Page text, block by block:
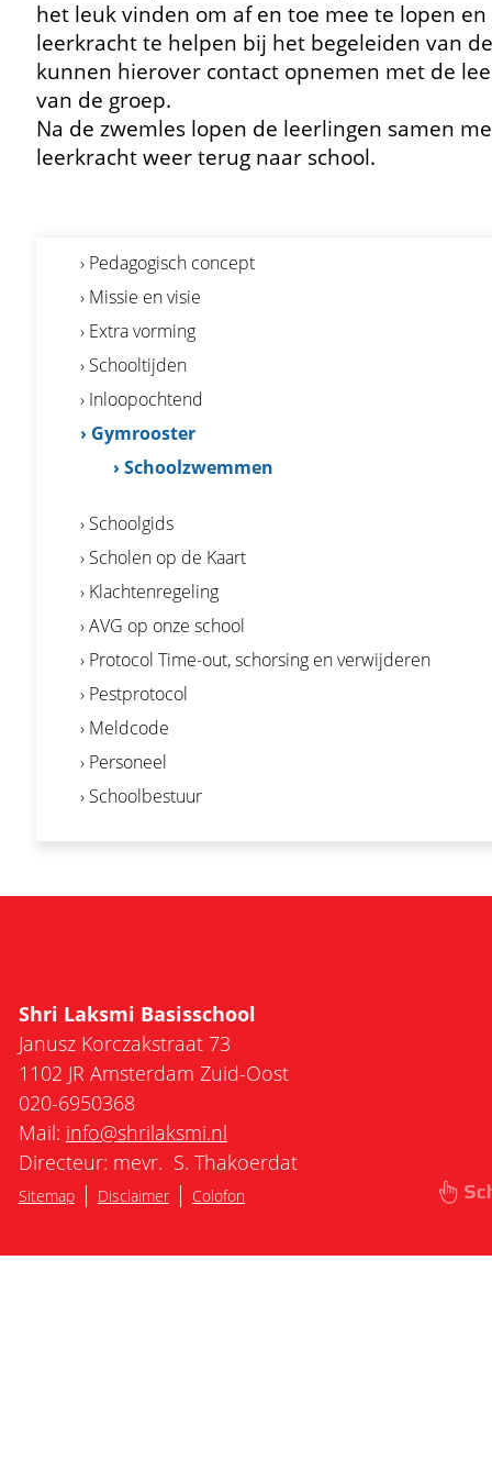
het leuk vinden om af en toe mee te lopen en
leerkracht te helpen bij het begeleiden van
kunnen hierover contact opnemen met de
van de groep.
Na de zwemles lopen de leerlingen samen
leerkracht weer terug naar school.
› Pedagogisch concept
› Missie en visie
› Extra vorming
› Schooltijden
› Inloopochtend
› Gymrooster
› Schoolzwemmen
› Schoolgids
› Scholen op de Kaart
› Klachtenregeling
› AVG op onze school
› Protocol Time-out, schorsing en verwijderen
› Pestprotocol
› Meldcode
› Personeel
› Schoolbestuur
Shri Laksmi Basisschool
Janusz Korczakstraat 73
1102 JR Amsterdam Zuid-Oost
020-6950368
Mail: info@shrilaksmi.nl
Directeur: mevr. S. Thakoerdat
Sitemap| Disclaimer| Colofon